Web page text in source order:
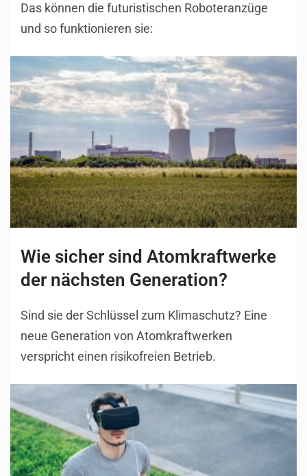
Das können die futuristischen Roboteranzüge
und so funktionieren sie:
Wie sicher sind Atomkraftwerke
der nächsten Generation?
Sind sie der Schlüssel zum Klimaschutz? Eine
neue Generation von Atomkraftwerken
verspricht einen risikofreien Betrieb.